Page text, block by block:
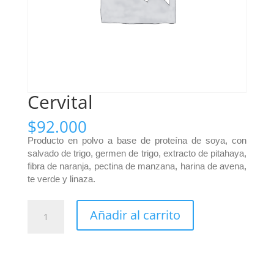
Cervital
$92.000
Producto en polvo a base de proteína de soya, con
salvado de trigo, germen de trigo, extracto de pitahaya,
fibra de naranja, pectina de manzana, harina de avena,
te verde y linaza.
cantidad
Añadir al carrito